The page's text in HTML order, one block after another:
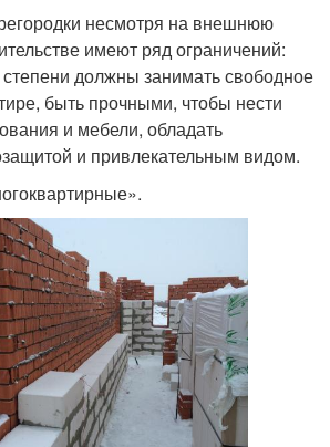
несмотря на внешнюю
имеют ряд ограничений:
должны занимать свободное
быть прочными, чтобы нести
и мебели, обладать
и привлекательным видом.